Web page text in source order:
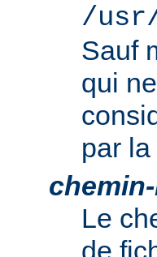
/
Sauf
qui
par
Le
de